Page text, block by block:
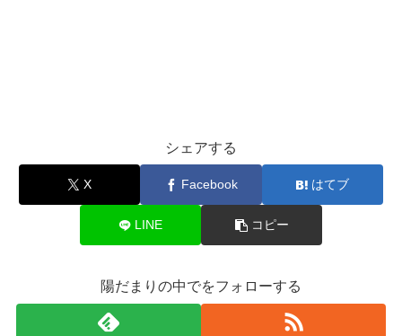
シェアする
X Facebook はてブ
LINE コピー
陽だまりの中でをフォローする